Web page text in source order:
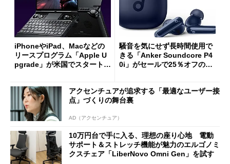
iPhoneやiPad、Macなどの
リースプログラム「Apple U
pgrade」が米国でスタート／
ut」が明...
騒音を気にせず長時間使用で
きる「Anker Soundcore P4
0i」がセールで25％オフの59
アクセンチュアが追求する「最適なユーザー接
点」づくりの舞台裏
AD（アクセンチュア）
10万円台で手に入る、理想の座り心地 電動
サポート＆ストレッチ機能が魅力のエルゴノミ
クスチェア「LiberNovo Omni Gen」を試す